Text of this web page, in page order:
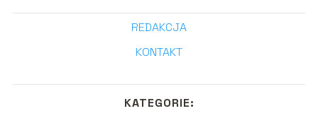
REDAKCJA
KONTAKT
KATEGORIE: